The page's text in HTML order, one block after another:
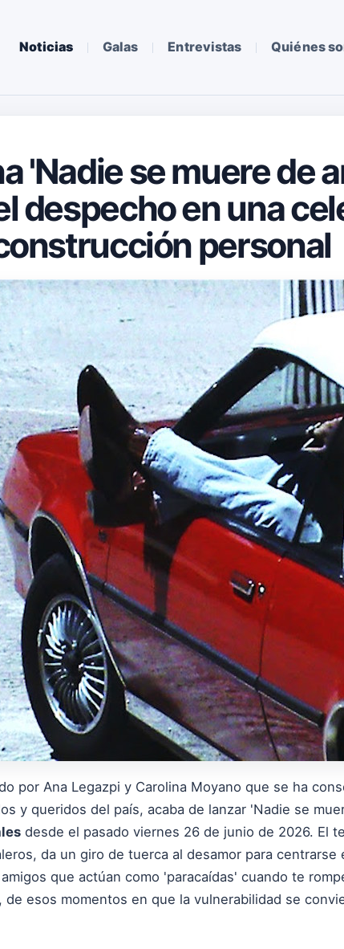
Noticias Galas Entrevistas Quiénes
'Nadie se muere de
despecho en una
personal
por Ana Legazpi y Carolina Moyano que se ha
y queridos del país, acaba de lanzar 'Nadie se
desde el pasado viernes 26 de junio de 2026. El
da un giro de tuerca al desamor para centrarse
que actúan como 'paracaídas' cuando te
esos momentos en que la vulnerabilidad se